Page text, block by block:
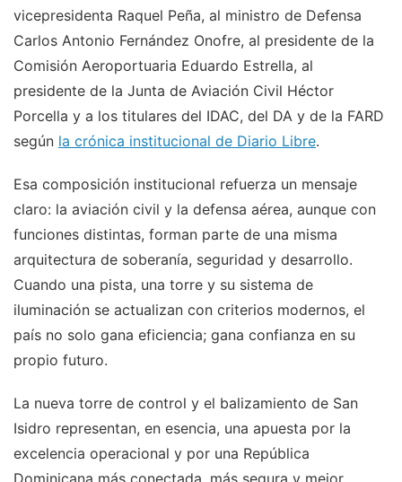
vicepresidenta Raquel Peña, al ministro de Defensa
Carlos Antonio Fernández Onofre, al presidente de la
Comisión Aeroportuaria Eduardo Estrella, al
presidente de la Junta de Aviación Civil Héctor
Porcella y a los titulares del IDAC, del DA y de la FARD
según la crónica institucional de Diario Libre.
Esa composición institucional refuerza un mensaje
claro: la aviación civil y la defensa aérea, aunque con
funciones distintas, forman parte de una misma
arquitectura de soberanía, seguridad y desarrollo.
Cuando una pista, una torre y su sistema de
iluminación se actualizan con criterios modernos, el
país no solo gana eficiencia; gana confianza en su
propio futuro.
La nueva torre de control y el balizamiento de San
Isidro representan, en esencia, una apuesta por la
excelencia operacional y por una República
Dominicana más conectada, más segura y mejor